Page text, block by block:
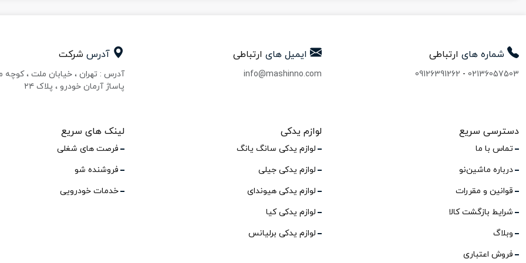
شماره های ارتباطی
02136057503
-
09126391262
ایمیل های ارتباطی
info@mashinno.com
آدرس شرکت
آدرس : تهران ، خیابان ملت ، کوچه
پاساژ آرمان خودرو ، پلاک ۲۴
دسترسی سریع
تماس با ما
درباره ماشین‌نو
قوانین و مقررات
شرایط بازگشت کالا
وبلاگ
فروش اعتباری
لوازم یدکی
لوازم یدکی سانگ یانگ
لوازم یدکی جیلی
لوازم یدکی هیوندای
لوازم یدکی کیا
لوازم یدکی برلیانس
لینک های سریع
فرصت های شغلی
فروشنده شو
خدمات خودرویی